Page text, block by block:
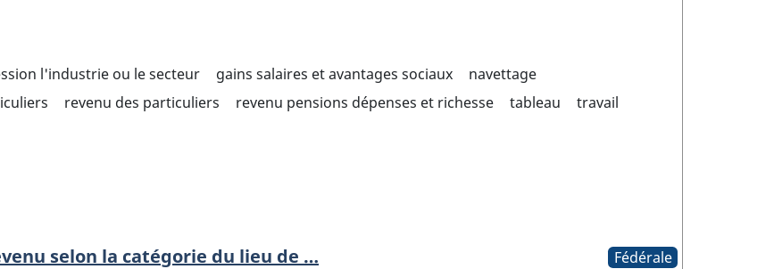
l'industrie ou le secteur gains salaires et avantages sociaux
navettage
revenu des particuliers revenu pensions dépenses et richesse tableau
travail
selon la catégorie du lieu de … Fédérale